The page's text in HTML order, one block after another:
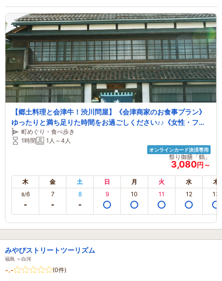
【郷土料理と会津牛！渋川問屋】《会津商家のお食事プラン》
ゆったりと満ち足りた時間をお過ごしください♪♪《女性・ファ
ミリーにおすすめ》
町めぐり・食べ歩き
1時間
1人～4人
オンラインカード決済専用
祭り御膳「鶴」
3,080円～
木 金 土 日 月 火 水 木
8/6 7 8 9 10 11 12 13
みやびストリートツーリズム
福島 ＞白河
-.- (0件)